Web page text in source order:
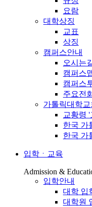
요람
대학상징
교표
상징
캠퍼스안내
오시는
캠퍼스
캠퍼스
주요전
가톨릭대학교
교황령
한국 가
한국 가
입학ㆍ교육
Admission &
입학안내
대학 입
대학원